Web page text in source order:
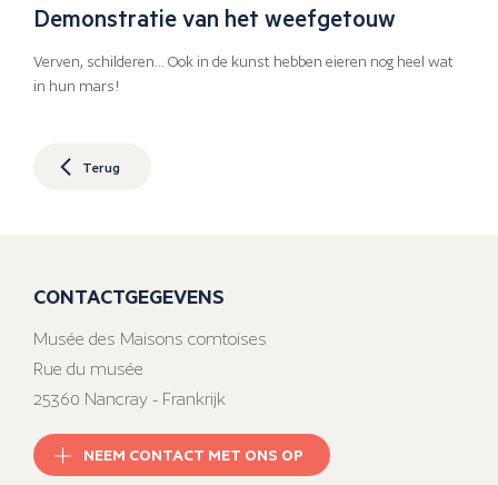
Demonstratie van het weefgetouw
Verven, schilderen… Ook in de kunst hebben eieren nog heel wat
in hun mars!
Terug
CONTACTGEGEVENS
Musée des Maisons comtoises
Rue du musée
25360 Nancray - Frankrijk
NEEM CONTACT MET ONS OP